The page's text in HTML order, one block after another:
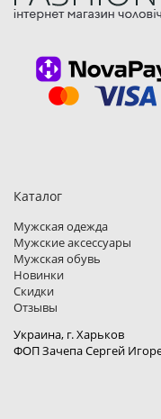
Каталог
Мужская одежда
Мужские аксессуары
Мужская обувь
Новинки
Скидки
Отзывы
Украина, г. Харьков
ФОП Зачепа Сергей